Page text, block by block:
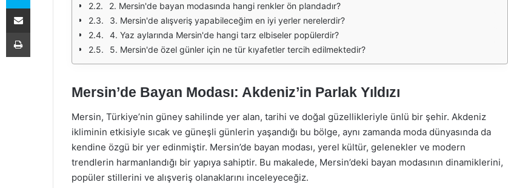
2. Mersin'de bayan modasında hangi renkler ön plandadır?
3. Mersin'de alışveriş yapabileceğim en iyi yerler nerelerdir?
4. Yaz aylarında Mersin'de hangi tarz elbiseler popülerdir?
5. Mersin'de özel günler için ne tür kıyafetler tercih edilmektedir?
Mersin’de Bayan Modası: Akdeniz’in Parlak Yıldızı
Mersin, Türkiye’nin güney sahilinde yer alan, tarihi ve doğal güzellikleriyle ünlü bir şehir. Akdeniz
ikliminin etkisiyle sıcak ve güneşli günlerin yaşandığı bu bölge, aynı zamanda moda dünyasında da
kendine özgü bir yer edinmiştir. Mersin’de bayan modası, yerel kültür, gelenekler ve modern
trendlerin harmanlandığı bir yapıya sahiptir. Bu makalede, Mersin’deki bayan modasının dinamiklerini,
popüler stillerini ve alışveriş olanaklarını inceleyeceğiz.
E-Posta ile paylaş